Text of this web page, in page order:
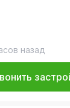
назад